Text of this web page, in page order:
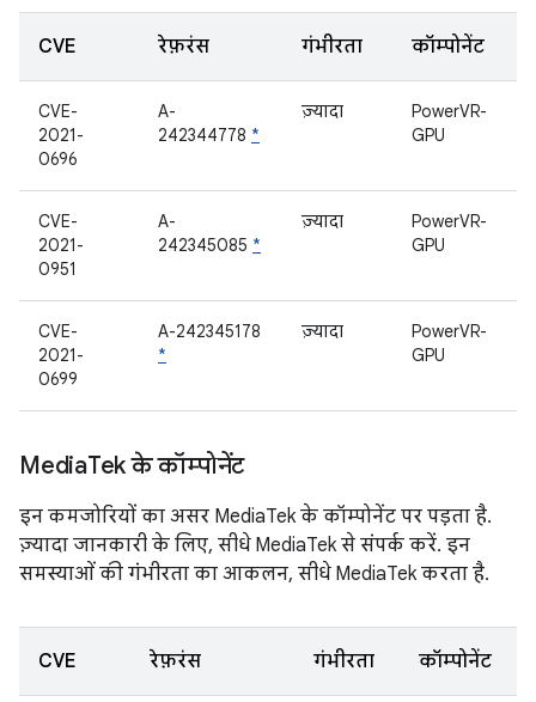
CVE रेफ़रंस गंभीरता कॉम्पोनेंट
CVE-
2021-
0696
A-
242344778 *
ज़्यादा
PowerVR-
GPU
CVE-
2021-
0951
A-
242345085 *
ज़्यादा
PowerVR-
GPU
CVE-
2021-
0699
A-242345178
*
ज़्यादा
PowerVR-
GPU
MediaTek के कॉम्पोनेंट
इन कमजोरियों का असर MediaTek के कॉम्पोनेंट पर पड़ता है.
ज़्यादा जानकारी के लिए, सीधे MediaTek से संपर्क करें. इन
समस्याओं की गंभीरता का आकलन, सीधे MediaTek करता है.
CVE रेफ़रंस गंभीरता कॉम्पोनेंट